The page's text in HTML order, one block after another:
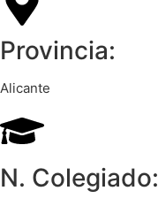
Provincia:
Alicante
N. Colegiado: